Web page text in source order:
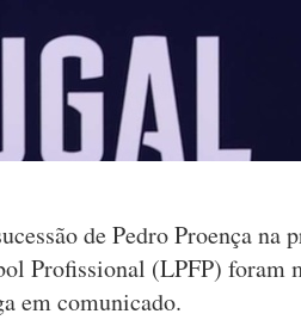
de Pedro Proença na
Profissional (LPFP) foram
em comunicado.